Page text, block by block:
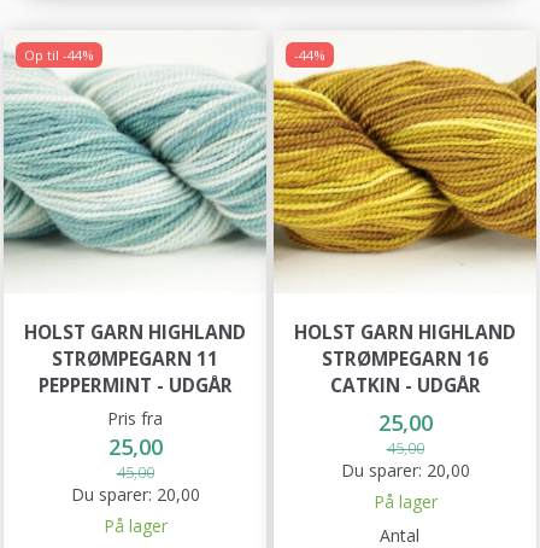
Op til -44%
HOLST GARN HIGHLAND
STRØMPEGARN 11
PEPPERMINT - UDGÅR
Pris fra
25,00
45,00
Du sparer: 20,00
På lager
-44%
HOLST GARN HIGHLAND
STRØMPEGARN 16
CATKIN - UDGÅR
25,00
45,00
Du sparer: 20,00
På lager
Antal